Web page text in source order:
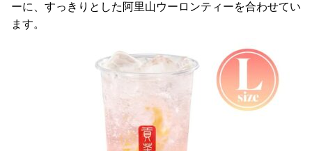
ーに、すっきりとした阿里山ウーロンティーを合わせてい
ます。